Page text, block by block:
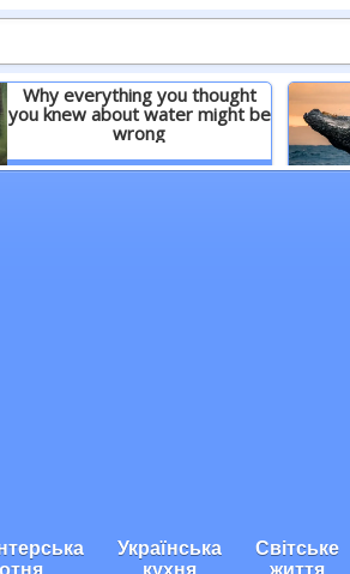
Why everything you thought
you knew about water might be
wrong
Детальніше
Українська Світське